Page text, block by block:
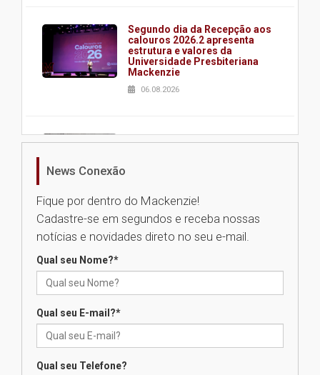
Segundo dia da Recepção aos
calouros 2026.2 apresenta
estrutura e valores da
Universidade Presbiteriana
Mackenzie
06.08.2026
Nova apresentação do Centro
Universidade Mackenzie
realizará nova edição da Feira
das novas tecnologias em
News Conexão
Fique por dentro do Mackenzie!
Cadastre-se em segundos e receba nossas
notícias e novidades direto no seu e-mail.
Qual seu Nome?*
Qual seu E-mail?*
Qual seu Telefone?